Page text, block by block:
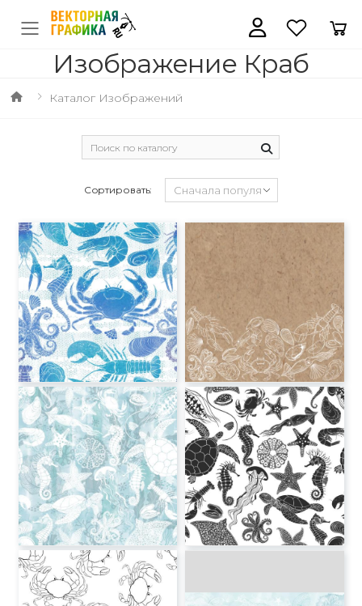
Изображение Краб
Каталог Изображений
Сортировать: